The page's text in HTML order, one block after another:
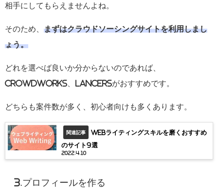
相手にしてもらえませんよね。
そのため、 まずはクラウドソーシングサイトを利用しまし
ょう。
どれを選べば良いか分からないのであれば、
CrowdWorks、Lancersがおすすめです。
どちらも案件数が多く、初心者向けも多くあります。
関連記事 Webライティングスキルを磨くおすすめ
のサイト9選
2022.4.10
3.プロフィールを作る